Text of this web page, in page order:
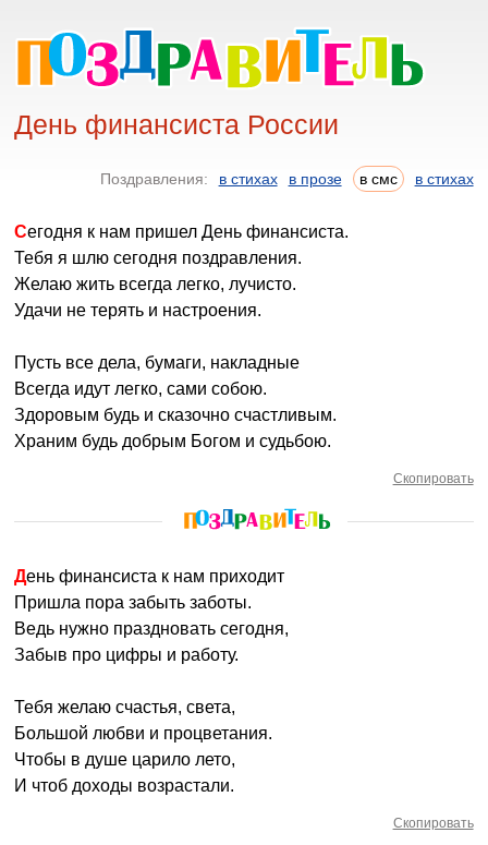
День финансиста России
Поздравления: в стихах в прозе в смс в стихах
Сегодня к нам пришел День финансиста.
Тебя я шлю сегодня поздравления.
Желаю жить всегда легко, лучисто.
Удачи не терять и настроения.
Пусть все дела, бумаги, накладные
Всегда идут легко, сами собою.
Здоровым будь и сказочно счастливым.
Храним будь добрым Богом и судьбою.
Скопировать
День финансиста к нам приходит
Пришла пора забыть заботы.
Ведь нужно праздновать сегодня,
Забыв про цифры и работу.
Тебя желаю счастья, света,
Большой любви и процветания.
Чтобы в душе царило лето,
И чтоб доходы возрастали.
Скопировать